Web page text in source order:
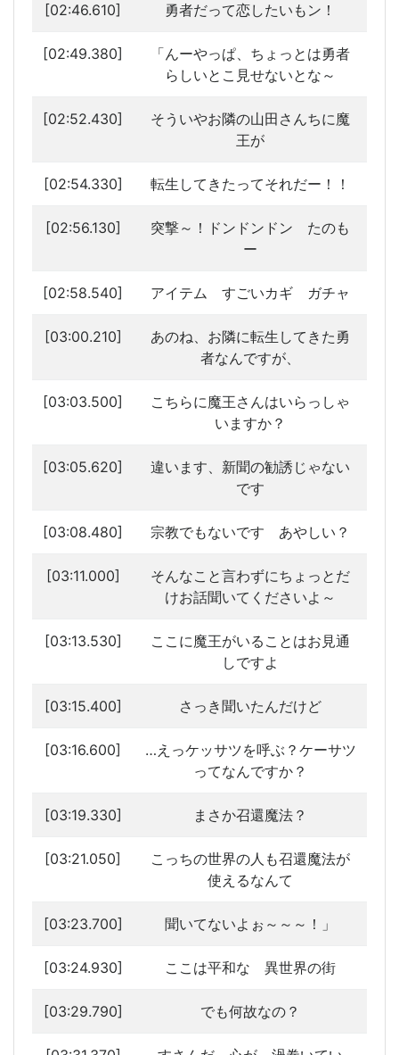
[02:46.610] 勇者だって恋したいもン！
[02:49.380]
「んーやっぱ、ちょっとは勇者
らしいとこ見せないとな～
[02:52.430]
そういやお隣の山田さんちに魔
王が
[02:54.330] 転生してきたってそれだー！！
[02:56.130]
突撃～！ドンドンドン たのも
ー
[02:58.540] アイテム すごいカギ ガチャ
[03:00.210]
あのね、お隣に転生してきた勇
者なんですが、
[03:03.500]
こちらに魔王さんはいらっしゃ
いますか？
[03:05.620]
違います、新聞の勧誘じゃない
です
[03:08.480] 宗教でもないです あやしい？
[03:11.000]
そんなこと言わずにちょっとだ
けお話聞いてくださいよ～
[03:13.530]
ここに魔王がいることはお見通
しですよ
[03:15.400] さっき聞いたんだけど
[03:16.600]
…えっケッサツを呼ぶ？ケーサツ
ってなんですか？
[03:19.330] まさか召還魔法？
[03:21.050]
こっちの世界の人も召還魔法が
使えるなんて
[03:23.700] 聞いてないよぉ～～～！」
[03:24.930] ここは平和な 異世界の街
[03:29.790] でも何故なの？